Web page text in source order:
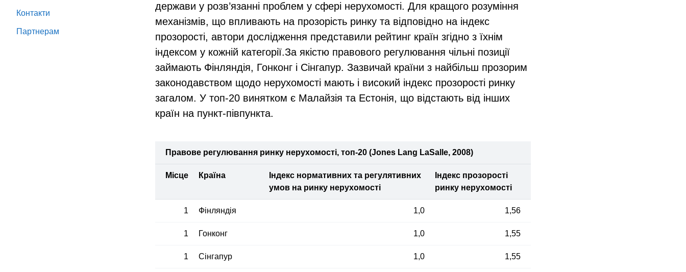
Контакти
Партнeрам
держави у розв’язанні проблем у сфері нерухомості. Для кращого розуміння
механізмів, що впливають на прозорість ринку та відповідно на індекс
прозорості, автори дослідження представили рейтинг країн згідно з їхнім
індексом у кожній категорії.За якістю правового регулювання чільні позиції
займають Фінляндія, Гонконг і Сінгапур. Зазвичай країни з найбільш прозорим
законодавством щодо нерухомості мають і високий індекс прозорості ринку
загалом. У топ-20 винятком є Малайзія та Естонія, що відстають від інших
країн на пункт-півпункта.
Правове регулювання ринку нерухомості, топ-20 (Jones Lang LaSalle, 2008)
Місце Країна
Індекс нормативних та регулятивних
умов на ринку нерухомості
Індекс прозорості
ринку нерухомості
1 Фінляндія 1,0 1,56
1 Гонконг 1,0 1,55
1 Сінгапур 1,0 1,55